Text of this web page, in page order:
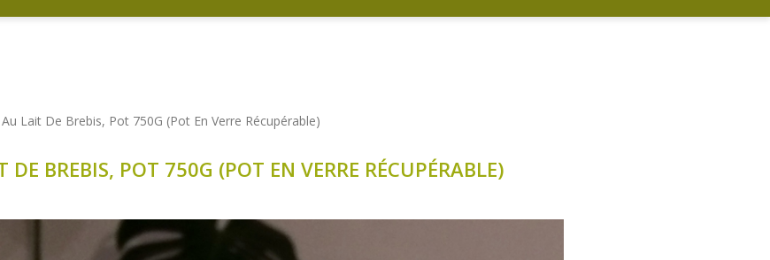
Lait De Brebis, Pot 750G (Pot En Verre Récupérable)
BREBIS, POT 750G (POT EN VERRE RÉCUPÉRABLE)